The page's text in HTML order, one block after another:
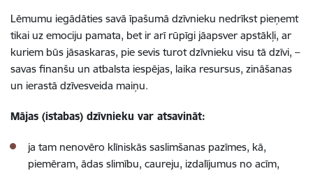
Lēmumu iegādāties savā īpašumā dzīvnieku nedrīkst pieņemt
tikai uz emociju pamata, bet ir arī rūpīgi jāapsver apstākļi, ar
kuriem būs jāsaskaras, pie sevis turot dzīvnieku visu tā dzīvi, –
savas finanšu un atbalsta iespējas, laika resursus, zināšanas
un ierastā dzīvesveida maiņu.
Mājas (istabas) dzīvnieku var atsavināt:
ja tam nenovēro klīniskās saslimšanas pazīmes, kā,
piemēram, ādas slimību, caureju, izdalījumus no acīm,